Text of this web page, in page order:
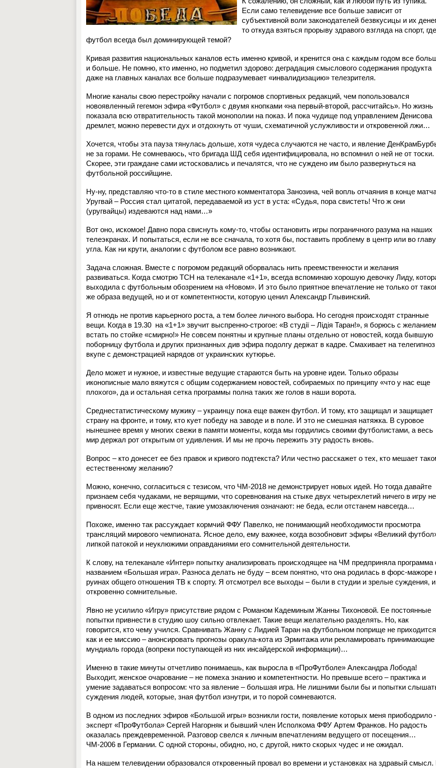
Если само телевидение все больше зависит от
субъективной воли законодателей безвкусицы и их
то откуда взяться прорыву здравого взгляда на спорт, где
футбол всегда был доминирующей темой?
Кривая развития национальных каналов есть именно кривой, и кренится она с каждым годом все
и больше. Не помню, кто именно, но подметил здорово: деградация смыслового содержания продукта
даже на главных каналах все больше подразумевает «инвалидизацию» телезрителя.
Многие каналы свою перестройку начали с погромов спортивных редакций, чем попользовался
новоявленный гегемон эфира «Футбол» с двумя кнопками «на первый-второй, рассчитайсь». Но жизнь
показала всю отвратительность такой монополии на показ. И пока чудище под управлением Денисова
дремлет, можно перевести дух и отдохнуть от чуши, схематичной услужливости и откровенной лжи…
Хочется, чтобы эта пауза тянулась дольше, хотя чудеса случаются не часто, и явление
не за горами. Не сомневаюсь, что бригада ШД себя идентифицировала, но вспомнил о ней не от тоски.
Скорее, эти граждане сами истосковались и печалятся, что не суждено им было развернуться на
футбольной российщине.
Ну-ну, представляю что-то в стиле местного комментатора Занозина, чей вопль отчаяния в конце
Уругвай – Россия стал цитатой, передаваемой из уст в уста: «Судья, пора свистеть! Что ж они
(уругвайцы) издеваются над нами…»
Вот оно, искомое! Давно пора свиснуть кому-то, чтобы остановить игры пограничного разума на наших
телеэкранах. И попытаться, если не все сначала, то хотя бы, поставить проблему в центр или во главу
угла. Как ни крути, аналогии с футболом все равно возникают.
Задача сложная. Вместе с погромом редакций оборвалась нить преемственности и желания
развиваться. Когда смотрю ТСН на телеканале «1+1», всегда вспоминаю хорошую девочку Лиду,
выходила с футбольным обозрением на «Новом». И это было приятное впечатление не только от
же образа ведущей, но и от компетентности, которую ценил Александр Глывинский.
Я отнюдь не против карьерного роста, а тем более личного выбора. Но сегодня происходят странные
вещи. Когда в 19.30 на «1+1» звучит выспренно-строгое: «В студії – Лідія Таран!», я борюсь с желанием
встать по стойке «смирно!» Не совсем понятны и крупные планы отдельно от новостей, когда бывшую
поборницу футбола и других признанных див эфира подолгу держат в кадре. Смахивает на телегипноз
вкупе с демонстрацией нарядов от украинских кутюрье.
Дело может и нужное, и известные ведущие стараются быть на уровне идеи. Только образы
иконописные мало вяжутся с общим содержанием новостей, собираемых по принципу «что у нас еще
плохого», да и остальная сетка программы полна таких же голов в наши ворота.
Среднестатистическому мужику – украинцу пока еще важен футбол. И тому, кто защищал и защищает
страну на фронте, и тому, кто кует победу на заводе и в поле. И это не смешная натяжка. В суровое
нынешнее время у многих свежи в памяти моменты, когда мы гордились своими футболистами, а весь
мир держал рот открытым от удивления. И мы не прочь пережить эту радость вновь.
Вопрос – кто донесет ее без правок и кривого подтекста? Или честно расскажет о тех, кто мешает
естественному желанию?
Можно, конечно, согласиться с тезисом, что ЧМ-2018 не демонстрирует новых идей. Но тогда давайте
признаем себя чудаками, не верящими, что соревнования на стыке двух четырехлетий ничего в игру не
привносят. Если еще жестче, такие умозаключения означают: не беда, если отстанем навсегда…
Похоже, именно так рассуждает кормчий ФФУ Павелко, не понимающий необходимости просмотра
трансляций мирового чемпионата. Ясное дело, ему важнее, когда возобновит эфиры «Великий
липкой патокой и неуклюжими оправданиями его сомнительной деятельности.
К слову, на телеканале «Интер» попытку анализировать происходящее на ЧМ предприняла программа
названием «Большая игра». Разноса делать не буду – всем понятно, что она родилась в форс-мажоре
руинах общего отношения ТВ к спорту. Я отсмотрел все выходы – были в студии и зрелые суждения, и
откровенно сомнительные.
Явно не усилило «Игру» присутствие рядом с Романом Кадеминым Жанны Тихоновой. Ее постоянные
попытки привнести в студию шоу сильно отвлекает. Такие вещи желательно разделять. Но, как
говорится, кто чему учился. Сравнивать Жанну с Лидией Таран на футбольном поприще не
как и ее миссию – анонсировать прогнозы оракула-кота из Эрмитажа или рекламировать принимающие
мундиаль города (вопреки поступающей из них инсайдерской информации)…
Именно в такие минуты отчетливо понимаешь, как выросла в «ПроФутболе» Александра Лобода!
Выходит, женское очарование – не помеха знанию и компетентности. Но превыше всего – практика и
умение задаваться вопросом: что за явление – большая игра. Не лишними были бы и попытки
суждения людей, которые, зная футбол изнутри, и то порой сомневаются.
В одном из последних эфиров «Большой игры» возникли гости, появление которых меня приободрило
эксперт «ПроФутбола» Сергей Нагорняк и бывший член Исполкома ФФУ Артем Франков. Но радость
оказалась преждевременной. Разговор свелся к личным впечатлениям ведущего от посещения…
ЧМ-2006 в Германии. С одной стороны, обидно, но, с другой, никто скорых чудес и не ожидал.
На нашем телевидении образовался откровенный провал во времени и установках на здравый смысл.